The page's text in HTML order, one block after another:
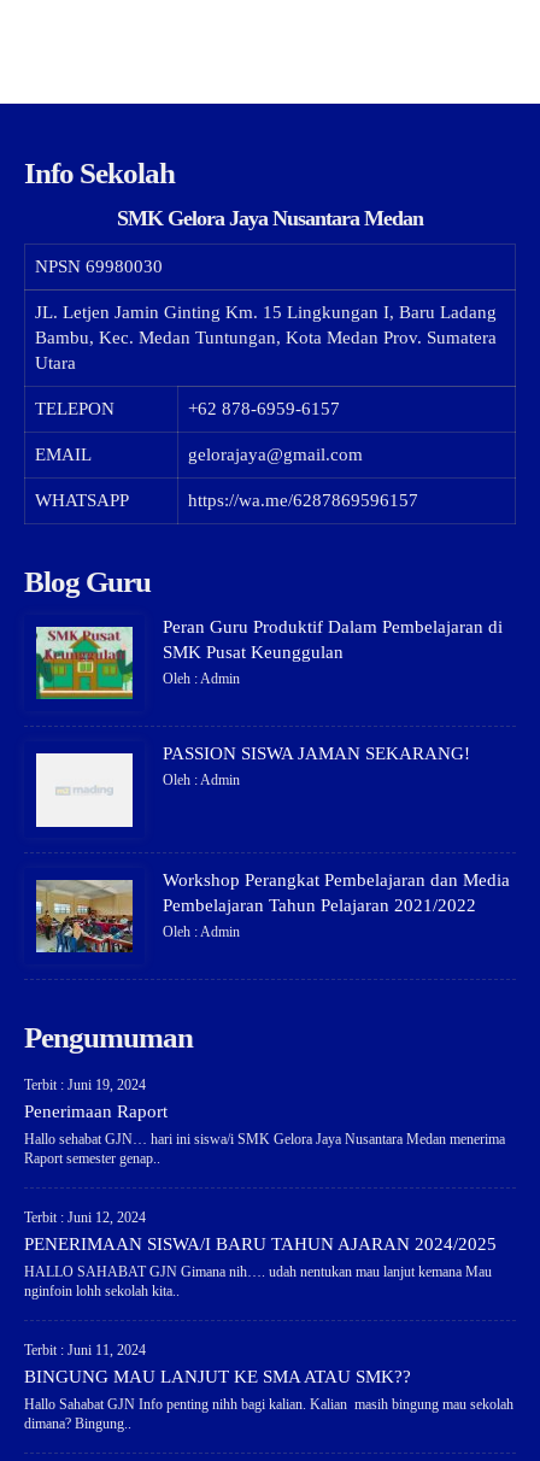
Info Sekolah
SMK Gelora Jaya Nusantara Medan
NPSN 69980030
JL. Letjen Jamin Ginting Km. 15 Lingkungan I, Baru Ladang
Bambu, Kec. Medan Tuntungan, Kota Medan Prov. Sumatera
Utara
TELEPON +62 878-6959-6157
EMAIL gelorajaya@gmail.com
WHATSAPP https://wa.me/6287869596157
Blog Guru
Peran Guru Produktif Dalam Pembelajaran di
SMK Pusat Keunggulan
Oleh : Admin
PASSION SISWA JAMAN SEKARANG!
Oleh : Admin
Workshop Perangkat Pembelajaran dan Media
Pembelajaran Tahun Pelajaran 2021/2022
Oleh : Admin
Pengumuman
Terbit : Juni 19, 2024
Penerimaan Raport
Hallo sehabat GJN… hari ini siswa/i SMK Gelora Jaya Nusantara Medan menerima
Raport semester genap..
Terbit : Juni 12, 2024
PENERIMAAN SISWA/I BARU TAHUN AJARAN 2024/2025
HALLO SAHABAT GJN Gimana nih…. udah nentukan mau lanjut kemana Mau
nginfoin lohh sekolah kita..
Terbit : Juni 11, 2024
BINGUNG MAU LANJUT KE SMA ATAU SMK??
Hallo Sahabat GJN Info penting nihh bagi kalian. Kalian masih bingung mau sekolah
dimana? Bingung..